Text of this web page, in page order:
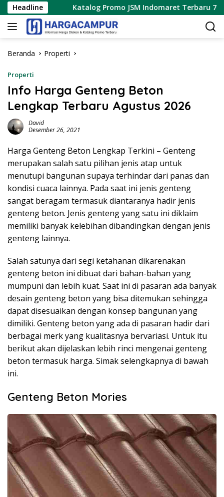
Langsung
ke
konten
HeadlineKatalog Promo JSM Indomaret Terbaru 7 – 9
Beranda Properti
Properti
Info Harga Genteng Beton
Lengkap Terbaru Agustus 2026
David
Desember 26, 2021
Harga Genteng Beton Lengkap Terkini – Genteng
merupakan salah satu pilihan jenis atap untuk
menutupi bangunan supaya terhindar dari panas dan
kondisi cuaca lainnya. Pada saat ini jenis genteng
sangat beragam termasuk diantaranya hadir jenis
genteng beton. Jenis genteng yang satu ini diklaim
memiliki banyak kelebihan dibandingkan dengan jenis
genteng lainnya.
Salah satunya dari segi ketahanan dikarenakan
genteng beton ini dibuat dari bahan-bahan yang
mumpuni dan lebih kuat. Saat ini di pasaran ada banyak
desain genteng beton yang bisa ditemukan sehingga
dapat disesuaikan dengan konsep bangunan yang
dimiliki. Genteng beton yang ada di pasaran hadir dari
berbagai merk yang kualitasnya bervariasi. Untuk itu
berikut akan dijelaskan lebih rinci mengenai genteng
beton termasuk harga. Simak selengkapnya di bawah
ini.
Genteng Beton Mories